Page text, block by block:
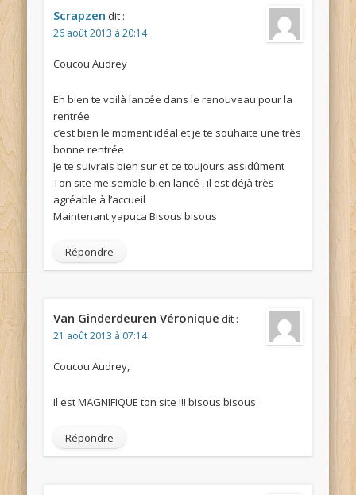
Scrapzen dit :
26 août 2013 à 20:14
Coucou Audrey
Eh bien te voilà lancée dans le renouveau pour la
rentrée
c’est bien le moment idéal et je te souhaite une très
bonne rentrée
Je te suivrais bien sur et ce toujours assidûment
Ton site me semble bien lancé , il est déjà très
agréable à l’accueil
Maintenant yapuca Bisous bisous
Répondre
Van Ginderdeuren Véronique dit :
21 août 2013 à 07:14
Coucou Audrey,
Il est MAGNIFIQUE ton site !!! bisous bisous
Répondre